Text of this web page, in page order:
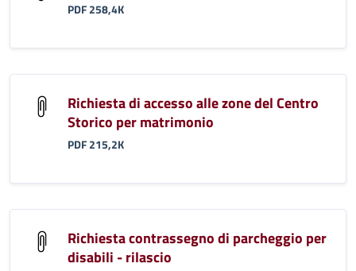
PDF 258,4K
Richiesta di accesso alle zone del Centro
Storico per matrimonio
PDF 215,2K
Richiesta contrassegno di parcheggio per
disabili - rilascio